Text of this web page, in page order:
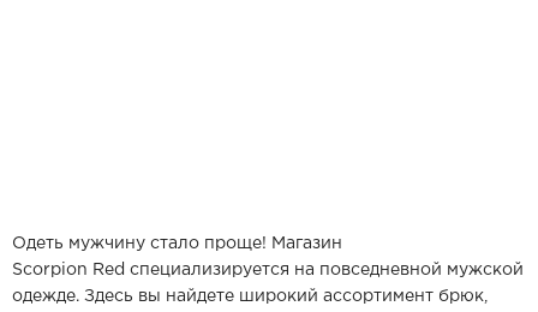
Одеть мужчину стало проще! Магазин
Scorpion Red специализируется на повседневной мужской
одежде. Здесь вы найдете широкий ассортимент брюк,